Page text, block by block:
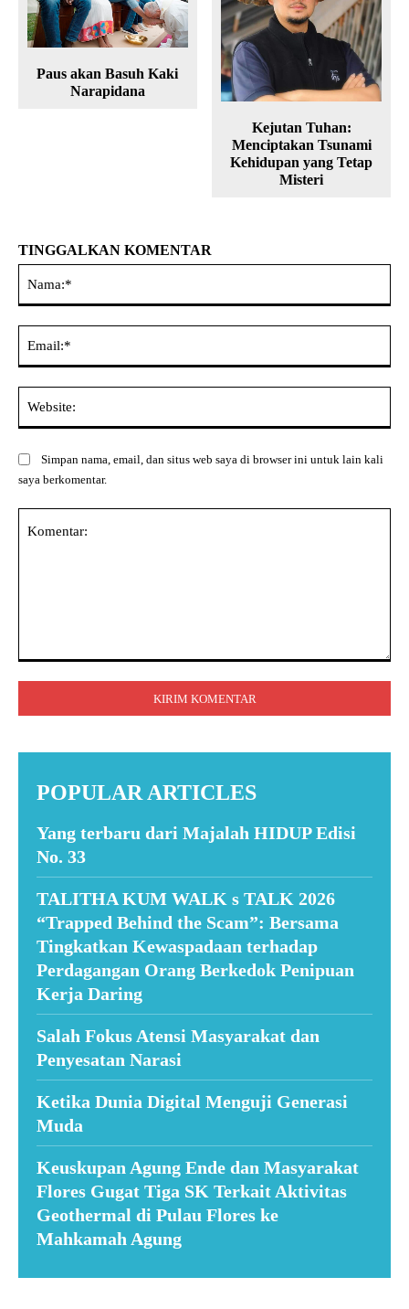
Paus akan Basuh Kaki
Narapidana
Kejutan Tuhan:
Menciptakan Tsunami
Kehidupan yang Tetap
Misteri
TINGGALKAN KOMENTAR
Simpan nama, email, dan situs web saya di browser ini untuk lain kali
saya berkomentar.
POPULAR ARTICLES
Yang terbaru dari Majalah HIDUP Edisi
No. 33
TALITHA KUM WALK s TALK 2026
“Trapped Behind the Scam”: Bersama
Tingkatkan Kewaspadaan terhadap
Perdagangan Orang Berkedok Penipuan
Kerja Daring
Salah Fokus Atensi Masyarakat dan
Penyesatan Narasi
Ketika Dunia Digital Menguji Generasi
Muda
Keuskupan Agung Ende dan Masyarakat
Flores Gugat Tiga SK Terkait Aktivitas
Geothermal di Pulau Flores ke
Mahkamah Agung